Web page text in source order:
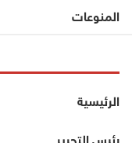
المنوعات
الرئيسية
رئيس التحرير